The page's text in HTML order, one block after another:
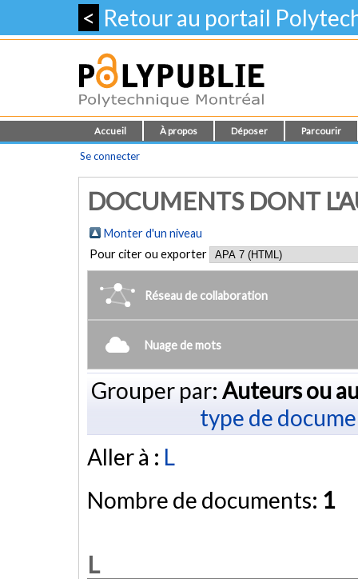
< Retour au portail
Accueil À propos Déposer Parcourir
Se connecter
DOCUMENTS DONT
Monter d'un niveau
Pour citer ou exporter
Réseau de collaboration
Nuage de mots
Grouper par: Auteurs ou
type de
Aller à : L
Nombre de documents: 1
L